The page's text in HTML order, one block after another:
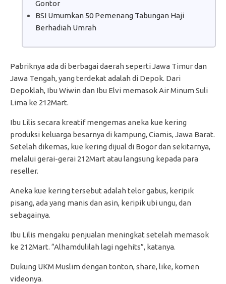
Gontor
BSI Umumkan 50 Pemenang Tabungan Haji
Berhadiah Umrah
Pabriknya ada di berbagai daerah seperti Jawa Timur dan
Jawa Tengah, yang terdekat adalah di Depok. Dari
Depoklah, Ibu Wiwin dan Ibu Elvi memasok Air Minum Suli
Lima ke 212Mart.
Ibu Lilis secara kreatif mengemas aneka kue kering
produksi keluarga besarnya di kampung, Ciamis, Jawa Barat.
Setelah dikemas, kue kering dijual di Bogor dan sekitarnya,
melalui gerai-gerai 212Mart atau langsung kepada para
reseller.
Aneka kue kering tersebut adalah telor gabus, keripik
pisang, ada yang manis dan asin, keripik ubi ungu, dan
sebagainya.
Ibu Lilis mengaku penjualan meningkat setelah memasok
ke 212Mart. “Alhamdulilah lagi ngehits”, katanya.
Dukung UKM Muslim dengan tonton, share, like, komen
videonya.